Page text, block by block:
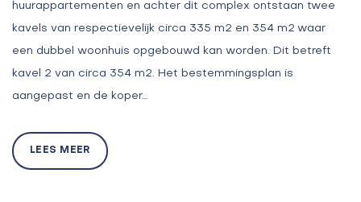
huurappartementen en achter dit complex ontstaan twee
kavels van respectievelijk circa 335 m2 en 354 m2 waar
een dubbel woonhuis opgebouwd kan worden. Dit betreft
kavel 2 van circa 354 m2. Het bestemmingsplan is
aangepast en de koper…
LEES MEER